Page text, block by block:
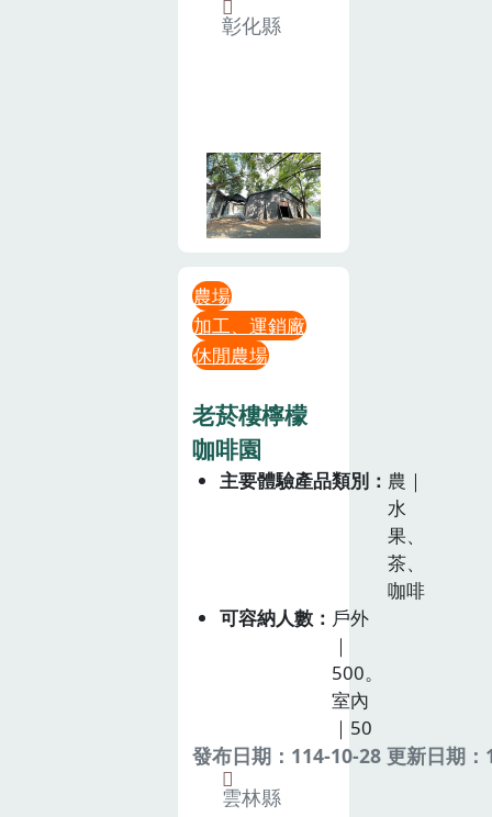
彰化縣
農場
加工、運銷廠
休閒農場
老菸樓檸檬
咖啡園
主要體驗產品類別
農｜
水
果、
茶、
咖啡
可容納人數
戶外
｜
500。
室內
｜50
發布日期：114-10-28 更新日期
雲林縣